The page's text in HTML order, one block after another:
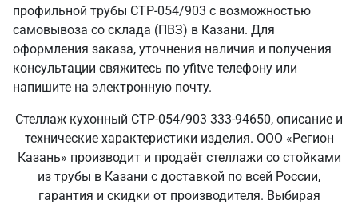
профильной трубы СТР-054/903 с возможностью
самовывоза со склада (ПВЗ) в Казани. Для
оформления заказа, уточнения наличия и получения
консультации свяжитесь по yfitve телефону или
напишите на электронную почту.
Стеллаж кухонный СТР-054/903 333-94650, описание и
технические характеристики изделия. ООО «Регион
Казань» производит и продаёт стеллажи со стойками
из трубы в Казани с доставкой по всей России,
гарантия и скидки от производителя. Выбирая